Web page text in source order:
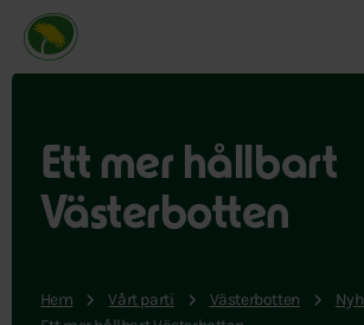
Miljöpartiet de gröna, startsida
Ett mer hållbart
Västerbotten
Hem Vårt parti Västerbotten